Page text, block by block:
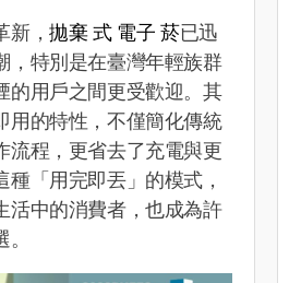
新，拋棄 式 電子 菸已迅
，特別是在臺灣年輕族群
的用戶之間更受歡迎。其
用的特性，不僅簡化傳統
流程，更省去了充電與更
種「用完即丟」的模式，
活中的消費者，也成為許